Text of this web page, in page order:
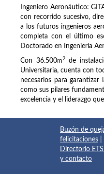
Ingeniero Aeronáutico:
con recorrido sucesivo,
a los futuros ingenieros
completa con el último
Doctorado en Ingeniería
Con 36.500m2
de
Universitaria, cuenta con
necesarios para garantizar
como sus pilares
excelencia y el liderazgo
Buzón de
felicitaciones
Directorio
y contacto